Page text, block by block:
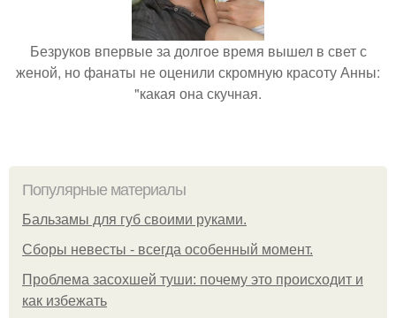
Безруков впервые за долгое время вышел в свет с
женой, но фанаты не оценили скромную красоту Анны:
"какая она скучная.
Популярные материалы
Бальзамы для губ своими руками.
Сборы невесты - всегда особенный момент.
Проблема засохшей туши: почему это происходит и
как избежать